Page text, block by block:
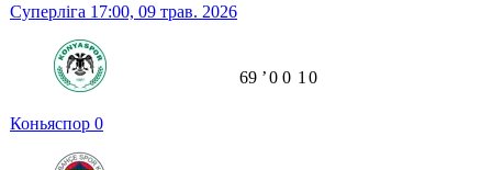
Суперліга 17:00, 09 трав. 2026
Коньяспор 0
69 ʼ0 0 1 0